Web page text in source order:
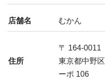
店舗名 むかん
住所
〒 164-0011
東京都中野
ーポ 106